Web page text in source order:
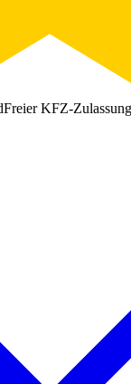
Freier KFZ-